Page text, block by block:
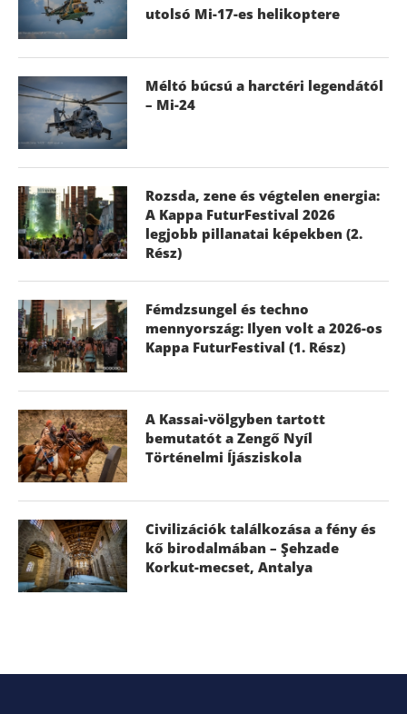
utolsó Mi-17-es helikoptere
Méltó búcsú a harctéri legendától
– Mi-24
Rozsda, zene és végtelen energia:
A Kappa FuturFestival 2026
legjobb pillanatai képekben (2.
Rész)
Fémdzsungel és techno
mennyország: Ilyen volt a 2026-os
Kappa FuturFestival (1. Rész)
A Kassai-völgyben tartott
bemutatót a Zengő Nyíl
Történelmi Íjásziskola
Civilizációk találkozása a fény és
kő birodalmában – Şehzade
Korkut-mecset, Antalya